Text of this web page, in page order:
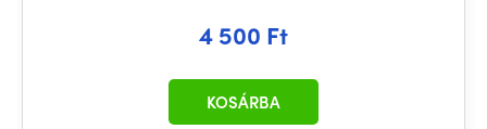
4 500 Ft
KOSÁRBA